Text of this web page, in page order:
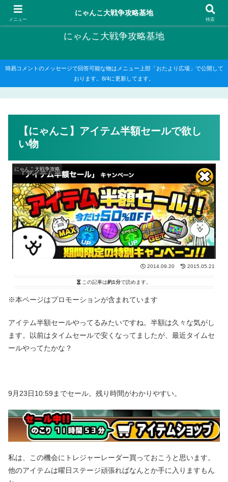
にゃんこ大戦争の攻略がメインですが、他のゲームの記事もたまに書いてます
にゃんこ大戦争攻略基地
簡易コメントのメッセージで回答可能な物はメニュー上部「おたより広場」で公開して
おります。8/4に更新してます。
【にゃんこ】アイテム半額セールで欲し
い物
にゃんこ大戦争攻略
2014.09.20 2015.05.21
この記事は約1分で読めます。
※本ページはプロモーションが含まれています
アイテム半額セールやってるみたいですね。半額は久々な気がし
ます。以前はタイムセールで安くなってましたが、最近タイムセ
ールやってたかな？
9月23日10:59までセール。残り時間がわかりやすい。
私は、この機会にトレジャーレーダー買っておこうと思います。
他のアイテムは曜日ステージ頑張ればなんとか手に入りますもん
メニュー
にゃんこ大戦争攻略基地
検索